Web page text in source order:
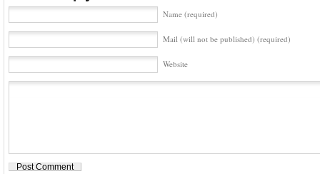
Name (required)
Mail (will not be published) (required)
Website